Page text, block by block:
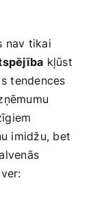
nav tikai
kļūst
tendences
imidžu, bet